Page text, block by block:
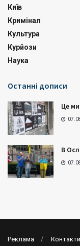
Київ
Кримінал
Культура
Курйози
Наука
Останні дописи
Це
В
Реклама Контакти